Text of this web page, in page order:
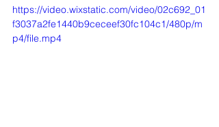
https://video.wixstatic.com/video/02c692_01
f3037a2fe1440b9ceceef30fc104c1/480p/m
p4/file.mp4